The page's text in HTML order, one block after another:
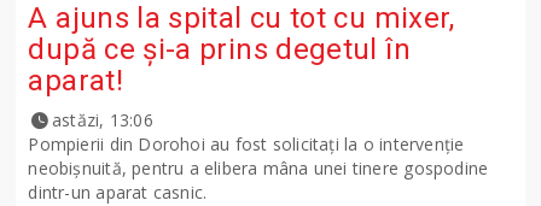
A ajuns la spital cu tot cu mixer,
după ce și-a prins degetul în
aparat!
astăzi, 13:06
Pompierii din Dorohoi au fost solicitați la o intervenție
neobișnuită, pentru a elibera mâna unei tinere gospodine
dintr-un aparat casnic.